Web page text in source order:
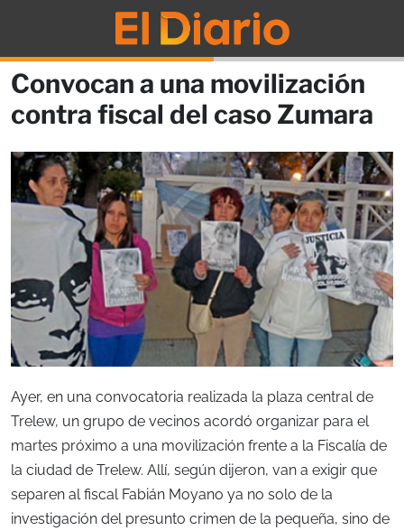
Convocan a una movilización
contra fiscal del caso Zumara
Ayer, en una convocatoria realizada la plaza central de
Trelew, un grupo de vecinos acordó organizar para el
martes próximo a una movilización frente a la Fiscalía de
la ciudad de Trelew. Allí, según dijeron, van a exigir que
separen al fiscal Fabián Moyano ya no solo de la
investigación del presunto crimen de la pequeña, sino de